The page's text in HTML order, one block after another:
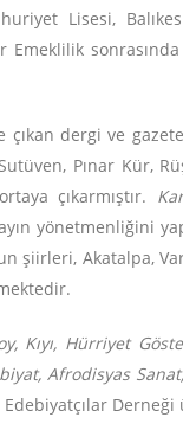
Lisesi,
çıkan dergi ve
Pınar Kür,
çıkarmıştır.
yönetmenliğini
Akatalpa,
Kıyı, Hürriyet
Afrodisyas
Derneği